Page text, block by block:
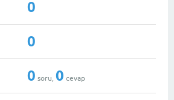
0
0
0 soru, 0 cevap